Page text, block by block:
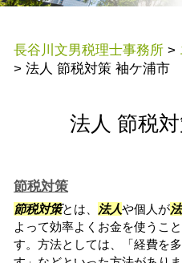
長谷川文男税理士事務所 >
> 法人 節税対策 袖ケ浦市
法人 節税
節税対策
節税対策とは、 法人や個人が
よって効率よくお金を使うこ
す。方法としては、「経費を